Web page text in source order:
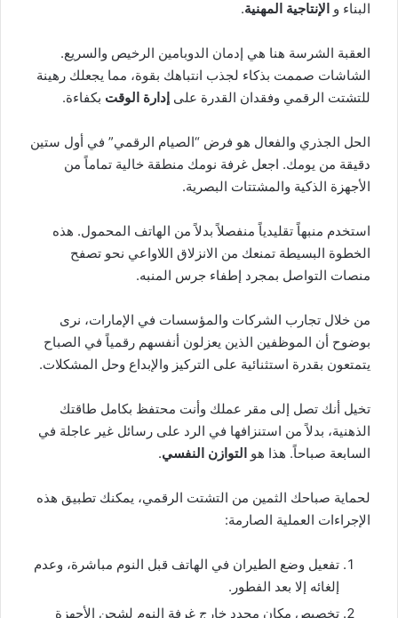
البناء و الإنتاجية المهنية.
العقبة الشرسة هنا هي إدمان الدوبامين الرخيص والسريع.
الشاشات صممت بذكاء لجذب انتباهك بقوة، مما يجعلك رهينة
للتشتت الرقمي وفقدان القدرة على إدارة الوقت بكفاءة.
الحل الجذري والفعال هو فرض “الصيام الرقمي” في أول ستين
دقيقة من يومك. اجعل غرفة نومك منطقة خالية تماماً من
الأجهزة الذكية والمشتتات البصرية.
استخدم منبهاً تقليدياً منفصلاً بدلاً من الهاتف المحمول. هذه
الخطوة البسيطة تمنعك من الانزلاق اللاواعي نحو تصفح
منصات التواصل بمجرد إطفاء جرس المنبه.
من خلال تجارب الشركات والمؤسسات في الإمارات، نرى
بوضوح أن الموظفين الذين يعزلون أنفسهم رقمياً في الصباح
يتمتعون بقدرة استثنائية على التركيز والإبداع وحل المشكلات.
تخيل أنك تصل إلى مقر عملك وأنت محتفظ بكامل طاقتك
الذهنية، بدلاً من استنزافها في الرد على رسائل غير عاجلة في
السابعة صباحاً. هذا هو التوازن النفسي.
لحماية صباحك الثمين من التشتت الرقمي، يمكنك تطبيق هذه
الإجراءات العملية الصارمة:
تفعيل وضع الطيران في الهاتف قبل النوم مباشرة، وعدم
إلغائه إلا بعد الفطور.
تخصيص مكان محدد خارج غرفة النوم لشحن الأجهزة